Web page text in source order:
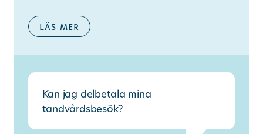
läs mer
Kan jag delbetala mina
tandvårdsbesök?